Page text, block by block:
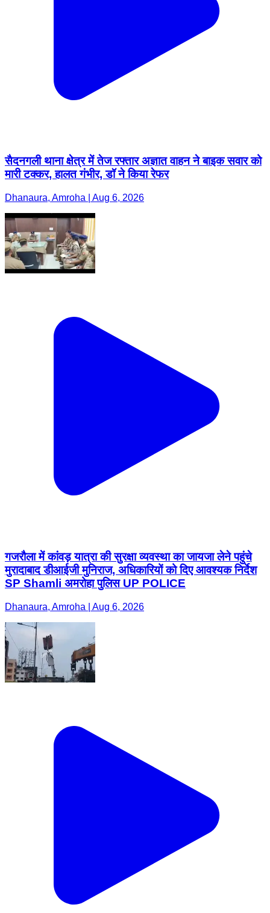
सैदनगली थाना क्षेत्र में तेज रफ्तार अज्ञात वाहन ने बाइक सवार को
मारी टक्कर, हालत गंभीर, डॉ ने किया रेफर
Dhanaura, Amroha | Aug 6, 2026
गजरौला में कांवड़ यात्रा की सुरक्षा व्यवस्था का जायजा लेने पहुंचे
मुरादाबाद डीआईजी मुनिराज, अधिकारियों को दिए आवश्यक निर्देश
SP Shamli अमरोहा पुलिस UP POLICE
Dhanaura, Amroha | Aug 6, 2026